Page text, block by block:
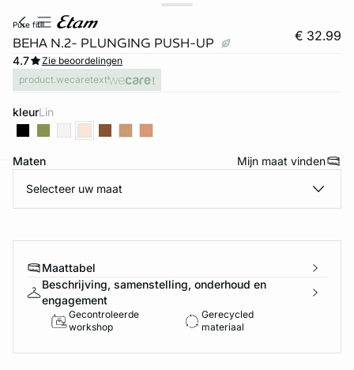
pure fit®
BEHA N.2- PLUNGING PUSH-UP € 32.99
4.7
Zie beoordelingen
product.wecaretext
kleur lin
Maten Mijn maat vinden
Selecteer uw maat
Maattabel
Beschrijving, samenstelling, onderhoud en
engagement
Gecontroleerde
workshop
Gerecycled
materiaal